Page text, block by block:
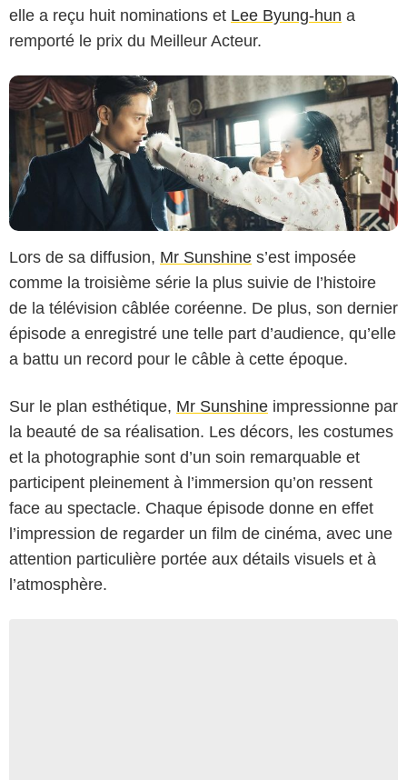
elle a reçu huit nominations et Lee Byung-hun a
remporté le prix du Meilleur Acteur.
Lors de sa diffusion, Mr Sunshine s’est imposée
comme la troisième série la plus suivie de l’histoire
de la télévision câblée coréenne. De plus, son dernier
épisode a enregistré une telle part d’audience, qu’elle
a battu un record pour le câble à cette époque.
Sur le plan esthétique, Mr Sunshine impressionne par
la beauté de sa réalisation. Les décors, les costumes
et la photographie sont d’un soin remarquable et
participent pleinement à l’immersion qu’on ressent
face au spectacle. Chaque épisode donne en effet
l’impression de regarder un film de cinéma, avec une
attention particulière portée aux détails visuels et à
l’atmosphère.